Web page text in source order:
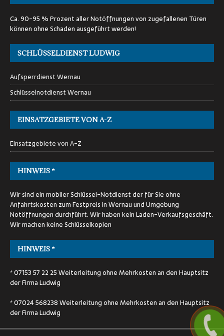
Ca. 90-95 % Prozent aller Notöffnungen von zugefallenen Türen
können ohne Schaden ausgeführt werden!
SCHLÜSSELDIENST LUDWIG
Aufsperrdienst Wernau
Schlüsselnotdienst Wernau
EINSATZGEBIETE VON A-Z
Einsatzgebiete von A-Z
HINWEIS *
Wir sind ein mobiler Schlüssel-Notdienst der für Sie ohne
Anfahrtskosten zum Festpreis in Wernau und Umgebung
Notöffnungen durchführt. Wir haben kein Laden-Verkaufsgeschäft.
Wir machen keine Schlüsselkopien
HINWEIS *
* 07153 57 22 25 Weiterleitung ohne Mehrkosten an den Hauptsitz
der Firma Ludwig
* 07024 568238 Weiterleitung ohne Mehrkosten an den Hauptsitz
der Firma Ludwig